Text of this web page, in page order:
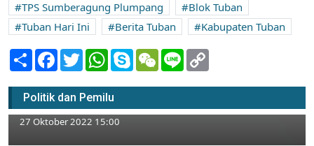
TPS Sumberagung Plumpang
Blok Tuban
Tuban Hari Ini
Berita Tuban
Kabupaten Tuban
Share Facebook
TwitterWhatsApp
SkypeWeChatLine
Politik dan Pemilu
Pilkades Tuban Serentak 2022, Panitia
Sediakan TPS Lebih Banyak
27 Oktober 2022 15:00